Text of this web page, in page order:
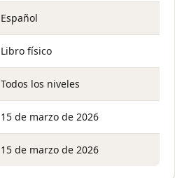
Español
Libro físico
Todos los niveles
15 de marzo de 2026
15 de marzo de 2026